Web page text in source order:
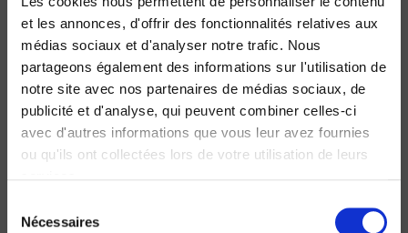
et les annonces, d'offrir des fonctionnalités relatives aux
médias sociaux et d'analyser notre trafic. Nous
partageons également des informations sur l'utilisation de
notre site avec nos partenaires de médias sociaux, de
publicité et d'analyse, qui peuvent combiner celles-ci
avec d'autres informations que vous leur avez fournies
ou qu'ils ont collectées lors de votre utilisation de leurs
Nécessaires
new
Regards croisés sur les pratiques culturelles, 20
ans après